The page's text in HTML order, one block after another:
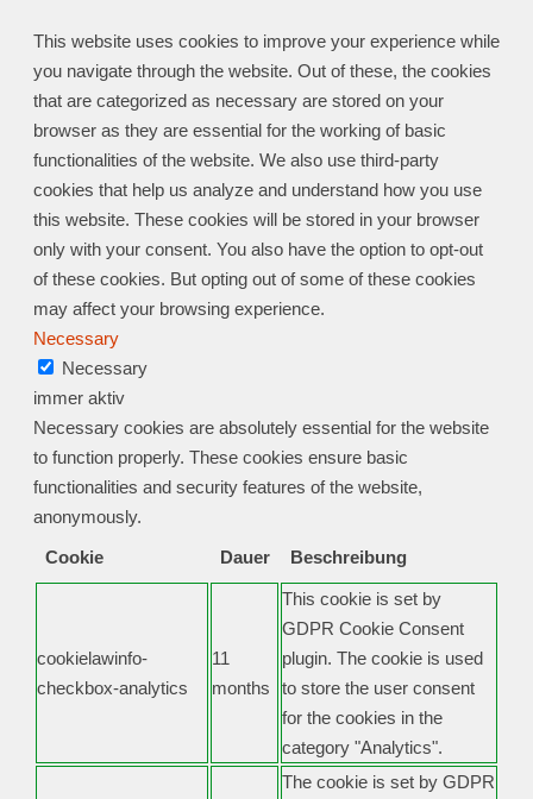
This website uses cookies to improve your experience while
you navigate through the website. Out of these, the cookies
that are categorized as necessary are stored on your
browser as they are essential for the working of basic
functionalities of the website. We also use third-party
cookies that help us analyze and understand how you use
this website. These cookies will be stored in your browser
only with your consent. You also have the option to opt-out
of these cookies. But opting out of some of these cookies
may affect your browsing experience.
Necessary
Necessary
immer aktiv
Necessary cookies are absolutely essential for the website
to function properly. These cookies ensure basic
functionalities and security features of the website,
anonymously.
Cookie
Dauer Beschreibung
cookielawinfo-
checkbox-analytics
11
months
This cookie is set by
GDPR Cookie Consent
plugin. The cookie is used
to store the user consent
for the cookies in the
category "Analytics".
The cookie is set by GDPR